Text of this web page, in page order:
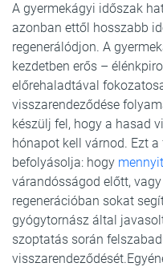
A gyermekágyi időszak
azonban ettől hosszabb
regenerálódjon. A
kezdetben erős –
előrehaladtával
visszarendeződése
készülj fel, hogy a hasad
hónapot kell várnod. Ezt
befolyásolja: hogy
várandósságod előtt,
regenerációban sokat
gyógytornász által
szoptatás során